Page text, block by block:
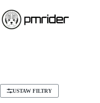
USTAW FILTRY